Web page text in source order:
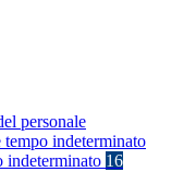
personale
tempo indeterminato
indeterminato 16